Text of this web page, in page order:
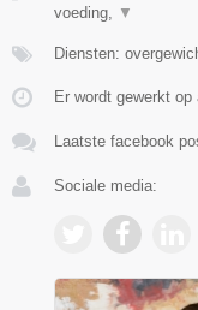
voeding, ▼
Diensten:
Er wordt gewerkt op
Laatste facebook
Sociale media: